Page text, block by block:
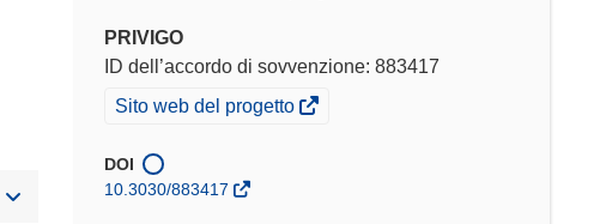
PRIVIGO
ID dell’accordo di sovvenzione: 883417
(si
una
nuova
Sito web del progetto
DOI
10.3030/883417